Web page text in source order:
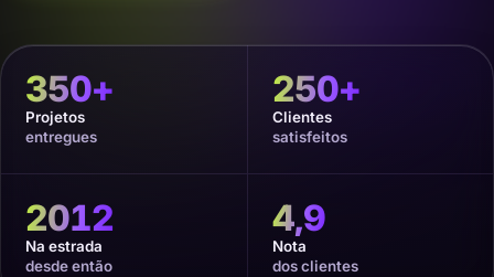
350+
Projetos
entregues
250+
Clientes
satisfeitos
2012
Na estrada
desde então
4,9
Nota
dos clientes